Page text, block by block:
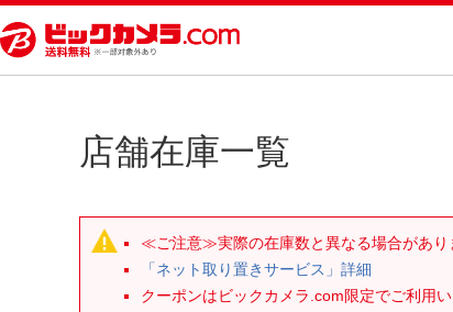
店舗在庫一覧
≪ご注意≫実際の在庫数と異なる場合があり
「ネット取り置きサービス」詳細
クーポンはビックカメラ.com限定でご利用